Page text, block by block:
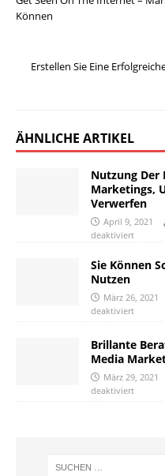
Können
Erstellen Sie Eine
ÄHNLICHE ARTIKEL
Nutzung Der
Marketings,
Verwerfen
April 9, 2021
deaktiviert
Sie Können
Nutzen
März 26, 2021
deaktiviert
Brillante
Media
März 29, 2021
deaktiviert